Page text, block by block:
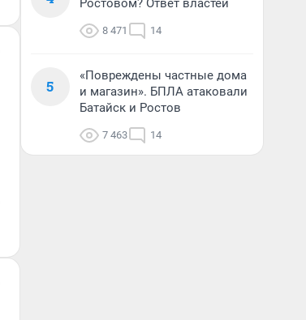
Ростовом? Ответ властей
8 471 14
5
«Повреждены частные дома
и магазин». БПЛА атаковали
Батайск и Ростов
7 463 14